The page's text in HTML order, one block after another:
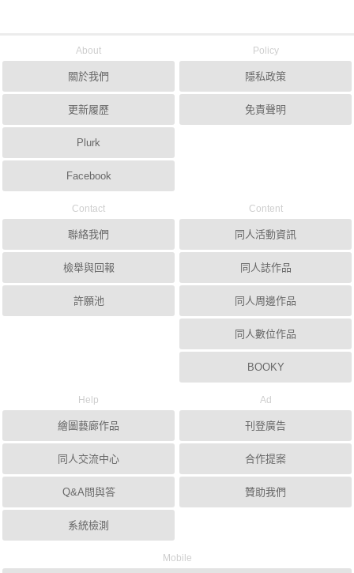
About
關於我們
更新履歷
Plurk
Facebook
Policy
隱私政策
免責聲明
Contact
聯絡我們
檢舉與回報
許願池
Content
同人活動資訊
同人誌作品
同人周邊作品
同人數位作品
BOOKY
Help
繪圖藝廊作品
同人交流中心
Q&A問與答
系統檢測
Ad
刊登廣告
合作提案
贊助我們
Mobile